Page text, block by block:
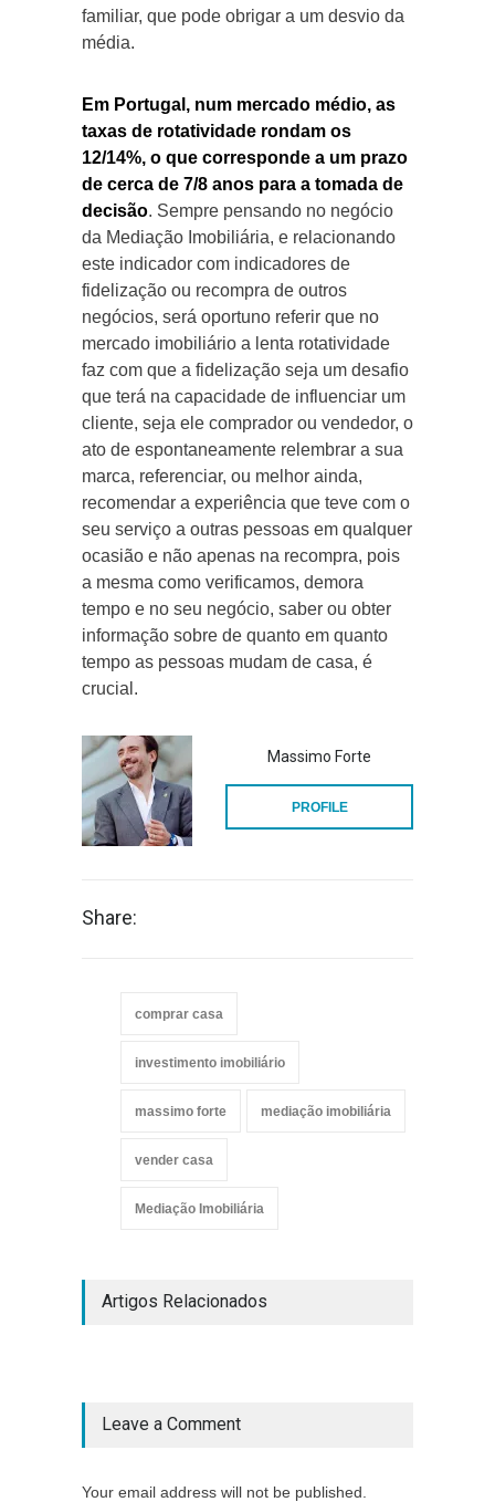
familiar, que pode obrigar a um desvio da
média.
Em Portugal, num mercado médio, as
taxas de rotatividade rondam os
12/14%, o que corresponde a um prazo
de cerca de 7/8 anos para a tomada de
decisão. Sempre pensando no negócio
da Mediação Imobiliária, e relacionando
este indicador com indicadores de
fidelização ou recompra de outros
negócios, será oportuno referir que no
mercado imobiliário a lenta rotatividade
faz com que a fidelização seja um desafio
que terá na capacidade de influenciar um
cliente, seja ele comprador ou vendedor, o
ato de espontaneamente relembrar a sua
marca, referenciar, ou melhor ainda,
recomendar a experiência que teve com o
seu serviço a outras pessoas em qualquer
ocasião e não apenas na recompra, pois
a mesma como verificamos, demora
tempo e no seu negócio, saber ou obter
informação sobre de quanto em quanto
tempo as pessoas mudam de casa, é
crucial.
Massimo Forte
PROFILE
Share:
comprar casa
investimento imobiliário
massimo forte mediação imobiliária
vender casa
Mediação Imobiliária
Artigos Relacionados
Leave a Comment
Your email address will not be published.